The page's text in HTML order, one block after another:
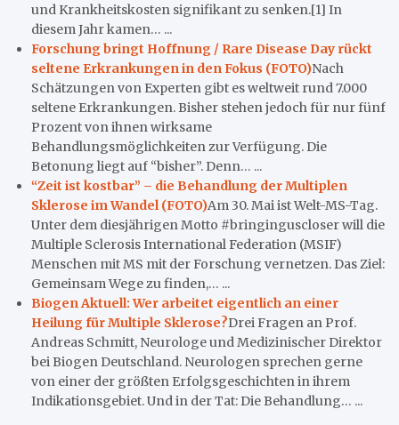
und Krankheitskosten signifikant zu senken.[1] In
diesem Jahr kamen… ...
Forschung bringt Hoffnung / Rare Disease Day rückt
seltene Erkrankungen in den Fokus (FOTO)Nach
Schätzungen von Experten gibt es weltweit rund 7.000
seltene Erkrankungen. Bisher stehen jedoch für nur fünf
Prozent von ihnen wirksame
Behandlungsmöglichkeiten zur Verfügung. Die
Betonung liegt auf “bisher”. Denn… ...
“Zeit ist kostbar” – die Behandlung der Multiplen
Sklerose im Wandel (FOTO)Am 30. Mai ist Welt-MS-Tag.
Unter dem diesjährigen Motto #bringinguscloser will die
Multiple Sclerosis International Federation (MSIF)
Menschen mit MS mit der Forschung vernetzen. Das Ziel:
Gemeinsam Wege zu finden,… ...
Biogen Aktuell: Wer arbeitet eigentlich an einer
Heilung für Multiple Sklerose?Drei Fragen an Prof.
Andreas Schmitt, Neurologe und Medizinischer Direktor
bei Biogen Deutschland. Neurologen sprechen gerne
von einer der größten Erfolgsgeschichten in ihrem
Indikationsgebiet. Und in der Tat: Die Behandlung… ...